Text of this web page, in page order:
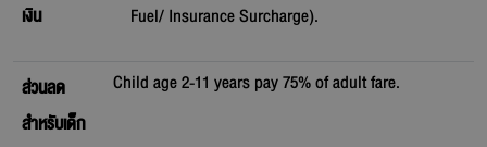
เงิน
Fuel/ Insurance Surcharge).
ส่วนลด
สำหรับเด็ก
Child age 2-11 years pay 75% of adult fare.